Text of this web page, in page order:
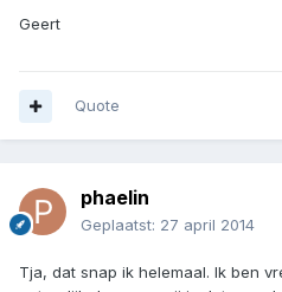
Geert
Quote
phaelin
Geplaatst: 27 april 2014
Tja, dat snap ik helemaal. Ik ben